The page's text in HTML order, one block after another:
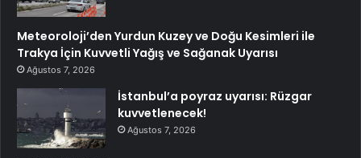
Meteoroloji’den Yurdun Kuzey ve Doğu Kesimleri ile
Trakya İçin Kuvvetli Yağış ve Sağanak Uyarısı
Ağustos 7, 2026
İstanbul’a poyraz uyarısı: Rüzgar
kuvvetlenecek!
Ağustos 7, 2026